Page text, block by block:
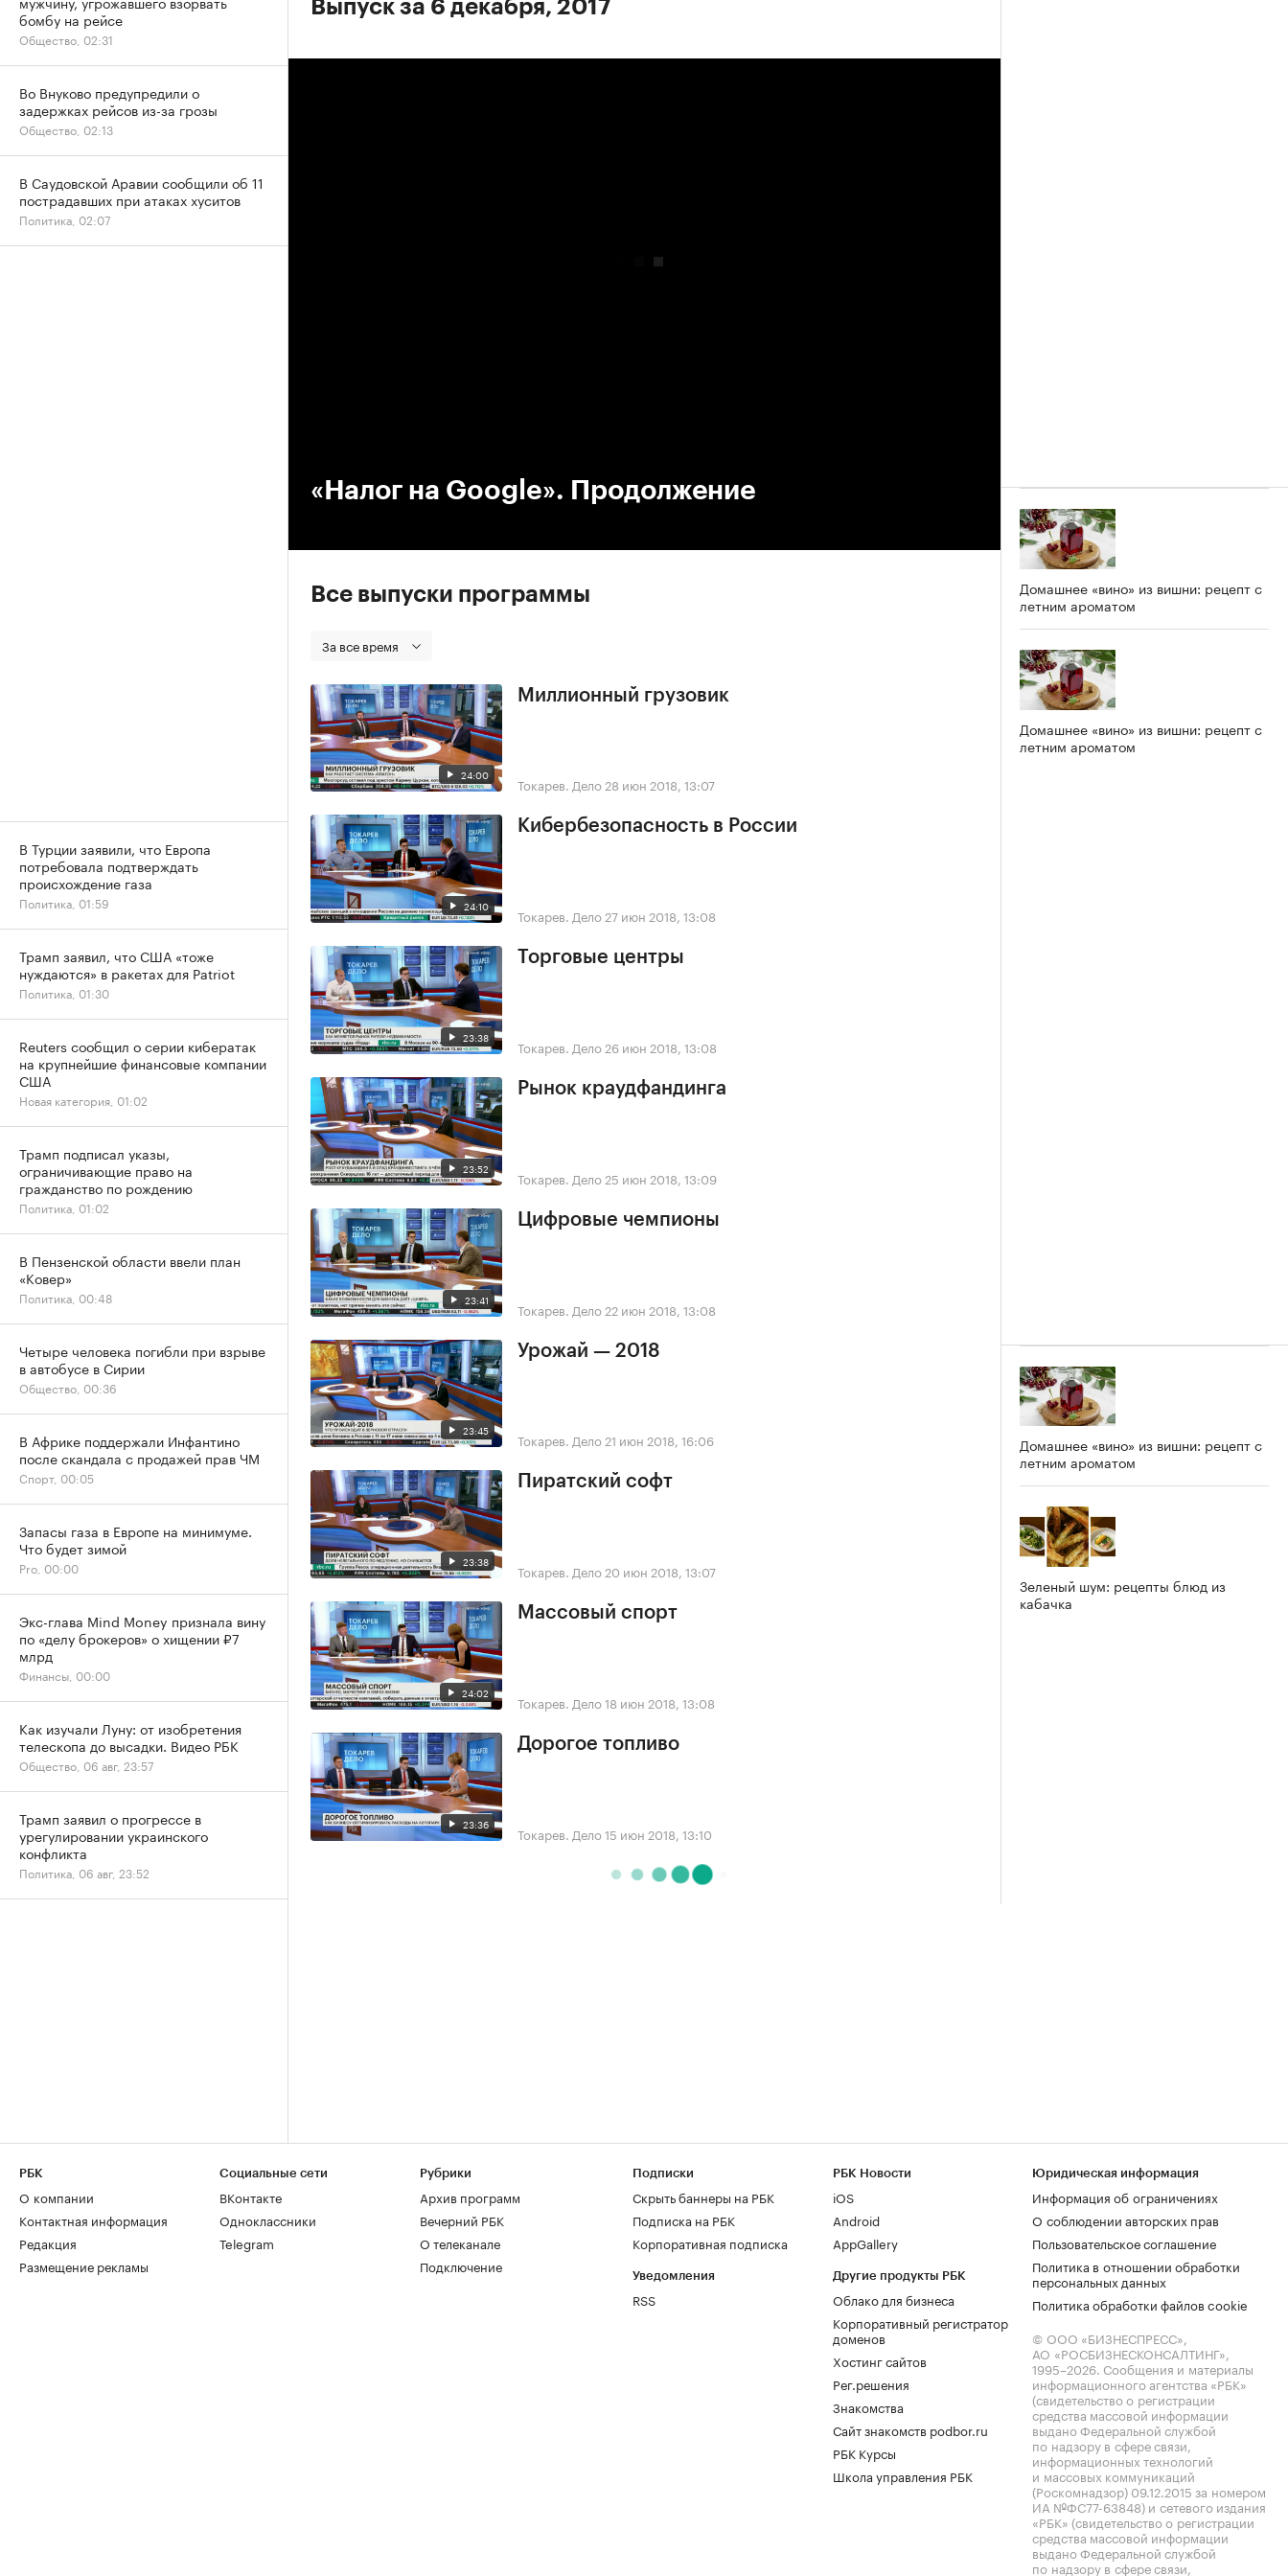
Выпуск за 6 декабря, 2017
«Налог на Google». Продолжение
Все выпуски программы
За все время
24:00
Миллионный грузовик
Токарев. Дело 28 июн 2018, 13:07
24:10
Кибербезопасность в России
Токарев. Дело 27 июн 2018, 13:08
23:38
Торговые центры
Токарев. Дело 26 июн 2018, 13:08
23:52
Рынок краудфандинга
Токарев. Дело 25 июн 2018, 13:09
23:41
Цифровые чемпионы
Токарев. Дело 22 июн 2018, 13:08
23:45
Урожай — 2018
Токарев. Дело 21 июн 2018, 16:06
23:38
Пиратский софт
Токарев. Дело 20 июн 2018, 13:07
24:02
Массовый спорт
Токарев. Дело18 июн 2018, 13:08
23:36
Дорогое топливо
Токарев. Дело15 июн 2018, 13:10
Домашнее «вино» из вишни: рецепт с
летним ароматом
Домашнее «вино» из вишни: рецепт с
летним ароматом
Домашнее «вино» из вишни: рецепт с
летним ароматом
Зеленый шум: рецепты блюд из
кабачка
бомбу на рейсе
Общество, 02:31
Во Внуково предупредили о
задержках рейсов из-за грозы
Общество, 02:13
В Саудовской Аравии сообщили об 11
пострадавших при атаках хуситов
Политика, 02:07
В Турции заявили, что Европа
потребовала подтверждать
происхождение газа
Политика, 01:59
Трамп заявил, что США «тоже
нуждаются» в ракетах для Patriot
Политика, 01:30
Reuters сообщил о серии кибератак
на крупнейшие финансовые компании
США
Новая категория, 01:02
Трамп подписал указы,
ограничивающие право на
гражданство по рождению
Политика, 01:02
В Пензенской области ввели план
«Ковер»
Политика, 00:48
Четыре человека погибли при взрыве
в автобусе в Сирии
Общество, 00:36
В Африке поддержали Инфантино
после скандала с продажей прав ЧМ
Спорт, 00:05
Запасы газа в Европе на минимуме.
Что будет зимой
Pro, 00:00
Экс-глава Mind Money признала вину
по «делу брокеров» о хищении ₽7
млрд
Финансы, 00:00
Как изучали Луну: от изобретения
телескопа до высадки. Видео РБК
Общество, 06 авг, 23:57
Трамп заявил о прогрессе в
урегулировании украинского
конфликта
Политика, 06 авг, 23:52
РБК
О компании
Контактная информация
Редакция
Размещение рекламы
Социальные сети
ВКонтакте
Одноклассники
Telegram
Рубрики
Архив программ
Вечерний РБК
О телеканале
Подключение
Подписки
Скрыть баннеры на РБК
Подписка на РБК
Корпоративная подписка
Уведомления
RSS
РБК Новости
iOS
Android
AppGallery
Другие продукты РБК
Облако для бизнеса
Корпоративный регистратор
доменов
Хостинг сайтов
Рег.решения
Знакомства
Сайт знакомств podbor.ru
РБК Курсы
Школа управления РБК
Юридическая информация
Информация об ограничениях
О соблюдении авторских прав
Пользовательское соглашение
Политика в отношении обработки
персональных данных
Политика обработки файлов cookie
© ООО «БИЗНЕСПРЕСС»,
АО «РОСБИЗНЕСКОНСАЛТИНГ»,
1995–2026. Сообщения и материалы
информационного агентства «РБК»
(свидетельство о регистрации
средства массовой информации
выдано Федеральной службой
по надзору в сфере связи,
информационных технологий
и массовых коммуникаций
(Роскомнадзор) 09.12.2015 за номером
ИА №ФС77-63848) и сетевого издания
«РБК» (свидетельство о регистрации
средства массовой информации
выдано Федеральной службой
по надзору в сфере связи,